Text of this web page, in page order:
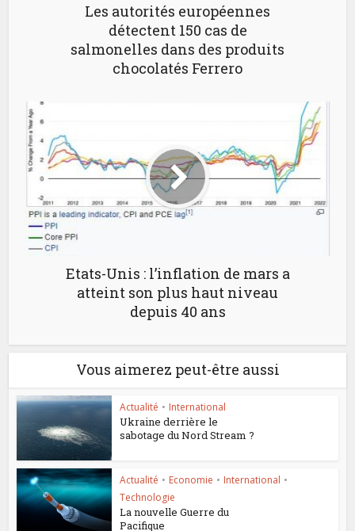
Les autorités européennes
détectent 150 cas de
salmonelles dans des produits
chocolatés Ferrero
Etats-Unis : l’inflation de mars a
atteint son plus haut niveau
depuis 40 ans
Vous aimerez peut-être aussi
Actualité • International
Ukraine derrière le
sabotage du Nord Stream ?
Actualité • Economie • International •
Technologie
La nouvelle Guerre du
Pacifique